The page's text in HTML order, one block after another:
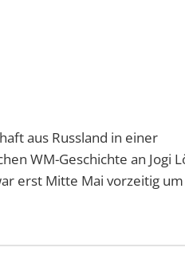
aus Russland in einer
WM-Geschichte an Jogi
erst Mitte Mai vorzeitig um